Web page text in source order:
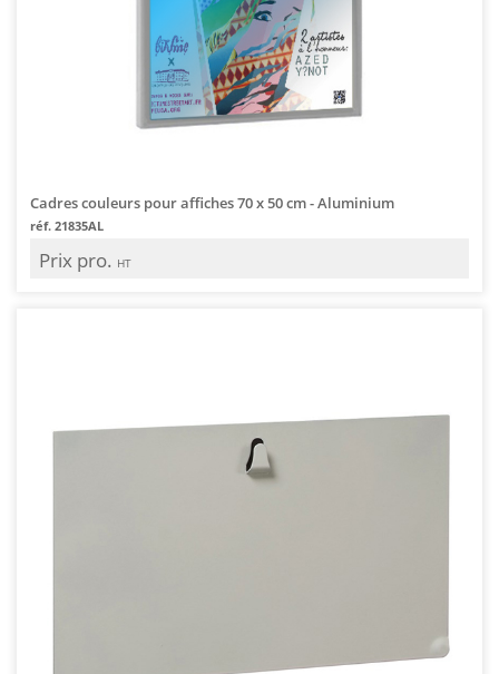
Cadres couleurs pour affiches 70 x 50 cm - Aluminium
réf. 21835AL
Prix pro. HT